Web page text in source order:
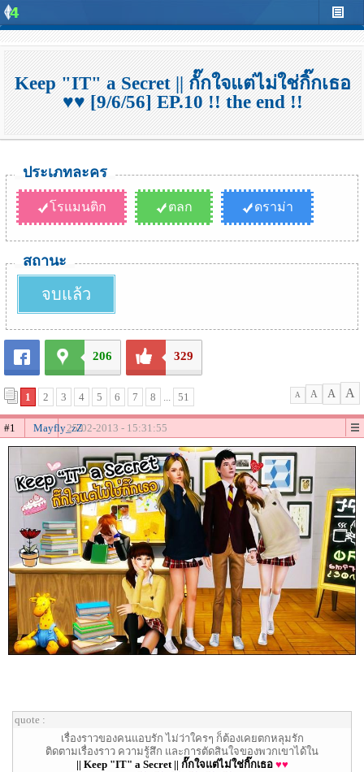
Keep "IT" a Secret || กั๊กใจแต่ไม่ใช่กิ๊กเธอ
♥♥ [9/6/56] EP.10 !! the end !!
ประเภทละคร
โรแมนติก ตลก ดราม่า
สถานะ
จบแล้ว
206 329
1 2 3 4 5 6 7 8 ... 51 A A A A
#1 Mayfly_zZ25-02-2013 - 15:31:55
quote :
เรื่องราวของคนแอบรัก ไม่ว่าใครๆ ก็ต้องเคยตกหลุมรัก
ติดตามเรื่องราว ความรู้สึก และการตัดสินใจของพวกเขาได้ใน
|| Keep "IT" a Secret || กั๊กใจแต่ไม่ใช่กิ๊กเธอ ♥♥